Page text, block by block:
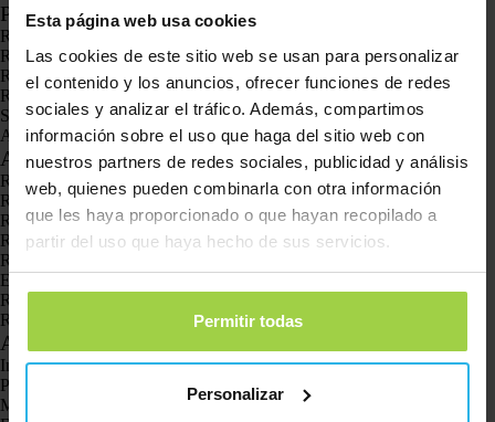
Esta página web usa cookies
Las cookies de este sitio web se usan para personalizar
el contenido y los anuncios, ofrecer funciones de redes
sociales y analizar el tráfico. Además, compartimos
información sobre el uso que haga del sitio web con
nuestros partners de redes sociales, publicidad y análisis
web, quienes pueden combinarla con otra información
que les haya proporcionado o que hayan recopilado a
partir del uso que haya hecho de sus servicios.
Permitir todas
Personalizar
Productos
Rastreador GPS Spotter X10
Reloj GPS Spotter Senior
Reloj GPS Spotter Explorer
Reloj GPS Spotter para niños
Spotter CatX
Animal Spotter
Aplicaciones
Rastreadores GPS
Rastreador GPS para niños
Relojes con GPS para niños
Rastreador GPS para gatos
Rastreador GPS para perros
El localizador GPS para personas mayores con botón SOS
Rastreador GPS para la demencia y el Alzheimer
Reloj localizador para personas mayores
Atención al cliente
Iniciar sesión
Pregunta a nuestro servicio de atención al cliente
Manuales